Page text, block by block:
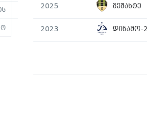
2025 მეშახტე
2023 დინამო-